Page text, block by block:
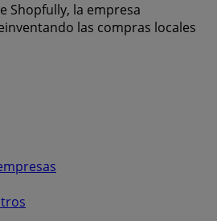
Shopfully, la empresa
las compras locales